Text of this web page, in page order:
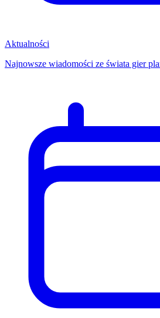
Aktualności
Najnowsze wiadomości ze świata gier